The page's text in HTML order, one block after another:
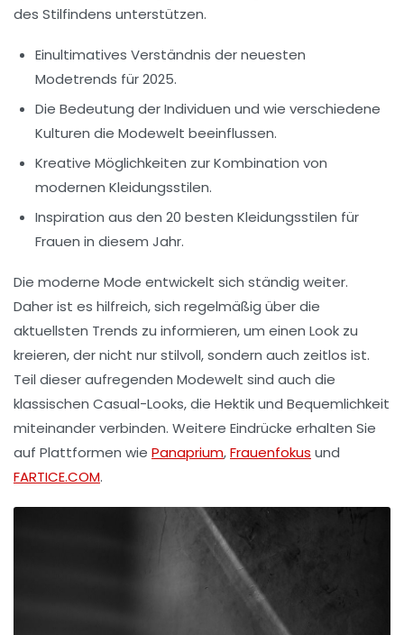
des Stilfindens unterstützen.
Einultimatives Verständnis der neuesten
Modetrends für 2025.
Die Bedeutung derIndividuen und wie verschiedene
Kulturen die Modewelt beeinflussen.
Kreative Möglichkeiten zur Kombination von
modernen Kleidungsstilen.
Inspiration aus den 20 besten Kleidungsstilen für
Frauen in diesem Jahr.
Die moderne Mode entwickelt sich ständig weiter.
Daher ist es hilfreich, sich regelmäßig über die
aktuellsten Trends zu informieren, um einen Look zu
kreieren, der nicht nur stilvoll, sondern auch zeitlos ist.
Teil dieser aufregenden Modewelt sind auch die
klassischen Casual-Looks, die Hektik und Bequemlichkeit
miteinander verbinden. Weitere Eindrücke erhalten Sie
auf Plattformen wie Panaprium,Frauenfokus und
FARTICE.COM.